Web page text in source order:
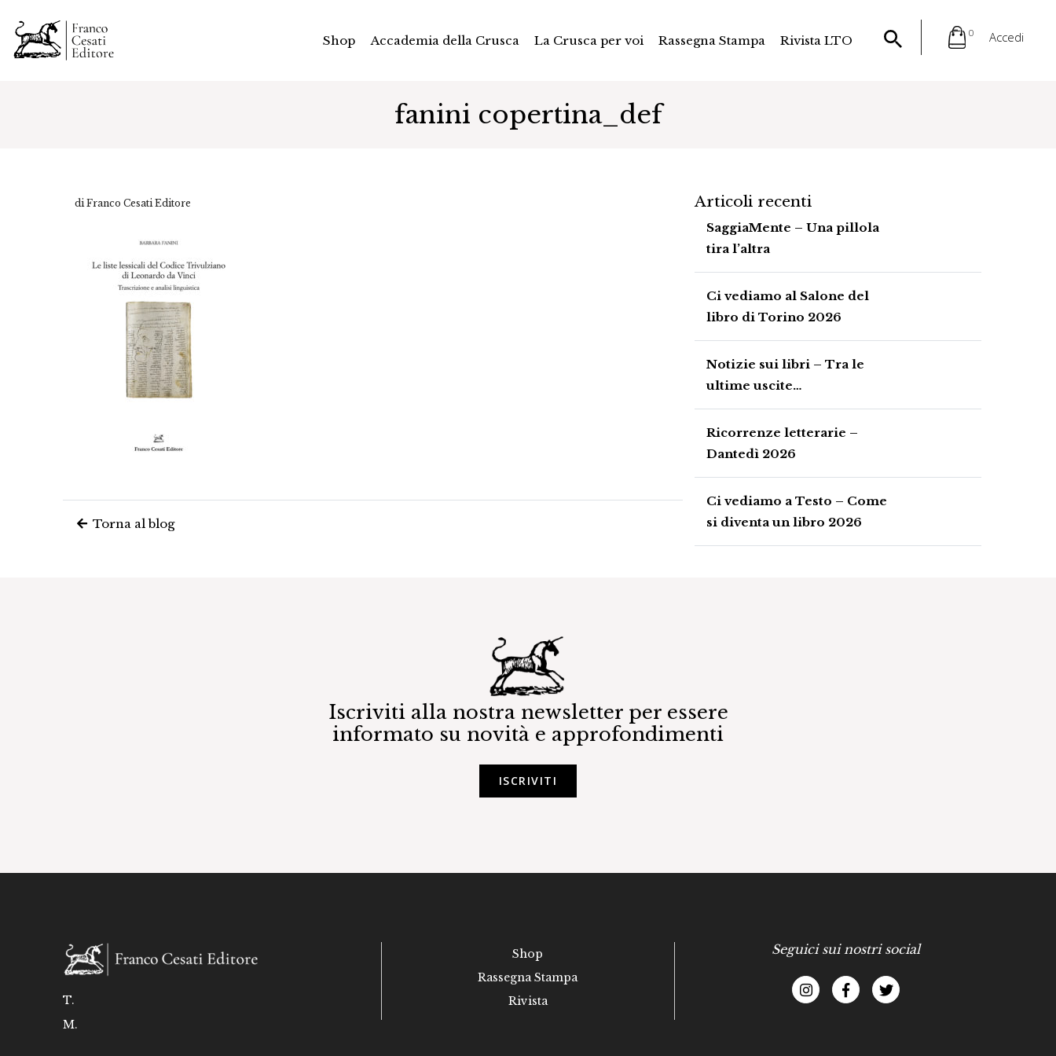
Shop Accademia della Crusca La Crusca per voi Rassegna Stampa Rivista LTO
0 Accedi
fanini copertina_def
di Franco Cesati Editore
Torna al blog
Articoli recenti
SaggiaMente – Una pillola
tira l’altra
Ci vediamo al Salone del
libro di Torino 2026
Notizie sui libri – Tra le
ultime uscite…
Ricorrenze letterarie –
Dantedì 2026
Ci vediamo a Testo – Come
si diventa un libro 2026
Iscriviti alla nostra newsletter per essere
informato su novità e approfondimenti
ISCRIVITI
T.
M.
Shop
Rassegna Stampa
Rivista
Seguici sui nostri social